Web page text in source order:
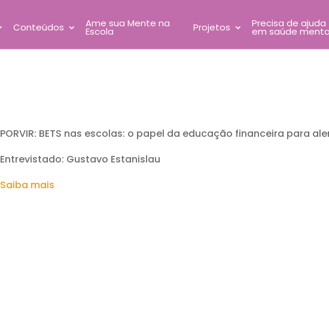
Conteúdos Ame sua Mente na
Escola Projetos Precisa de ajuda
em saúde
PORVIR: BETS nas escolas: o papel da educação financeira para
Entrevistado: Gustavo Estanislau
Saiba mais